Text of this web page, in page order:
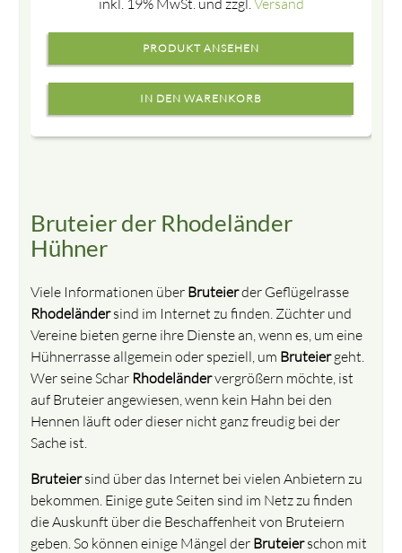
PRODUKT ANSEHEN
Bruteier der Rhodeländer
Hühner
Viele Informationen über Bruteierder Geflügelrasse
Rhodeländersind im Internet zu finden. Züchter und
Vereine bieten gerne ihre Dienste an, wenn es, um eine
Hühnerrasse allgemein oder speziell, um Bruteiergeht.
Wer seine Schar Rhodeländervergrößern möchte, ist
auf Bruteier angewiesen, wenn kein Hahn bei den
Hennen läuft oder dieser nicht ganz freudig bei der
Sache ist.
Bruteiersind über das Internet bei vielen Anbietern zu
bekommen. Einige gute Seiten sind im Netz zu finden
die Auskunft über die Beschaffenheit von Bruteiern
geben. So können einige Mängel der Bruteierschon mit